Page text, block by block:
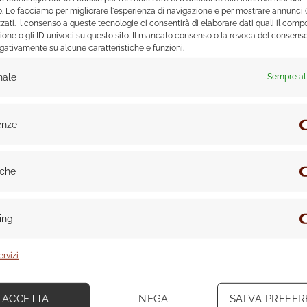
Lo facciamo per migliorare l'esperienza di navigazione e per mostrare annunci
Il consenso a queste tecnologie ci consentirà di elaborare dati quali il
o gli ID univoci su questo sito. Il mancato consenso o la revoca del
su alcune caratteristiche e funzioni.
Sempre
ACCETTA NEGA SALVA
di archiviazione extra o si trasformano per adattarsi alle
trasparenza
nell’ottimizzazione degli spazi piccoli. Utilizza luci
e superfici trasparenti può creare illusioni ottiche di
strategica
rapidamente oppressivo. Investi in soluzioni di
per sfruttare al massimo ogni centimetro
ma anche visivamente più piacevole e
il letto e strutturato lo spazio sottostante per tutta